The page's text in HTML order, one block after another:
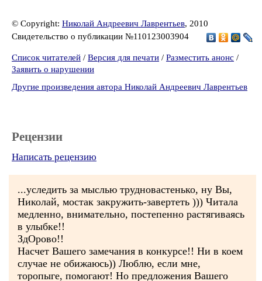
© Copyright: Николай Андреевич Лаврентьев, 2010
Свидетельство о публикации №110123003904
Список читателей / Версия для печати / Разместить анонс /
Заявить о нарушении
Другие произведения автора Николай Андреевич Лаврентьев
Рецензии
Написать рецензию
...уследить за мыслью трудновастенько, ну Вы,
Николай, мостак закружить-завертеть ))) Читала
медленно, внимательно, постепенно растягиваясь
в улыбке!!
ЗдОрово!!
Насчет Вашего замечания в конкурсе!! Ни в коем
случае не обижаюсь)) Люблю, если мне,
торопыге, помогают! Но предложения Вашего